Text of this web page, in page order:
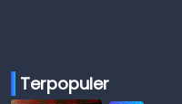
Terpopuler